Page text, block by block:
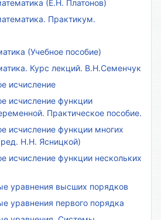
(Е.Н. Платонов)
Практикум.
(Учебное пособие)
Курс лекций. В.Н.Семенчук
исчисление
исчисление функции
Практическое пособие.
исчисление функции многих
Н.Н. Ясницкой)
исчисление функции нескольких
уравнения высших порядков
уравнения первого порядка